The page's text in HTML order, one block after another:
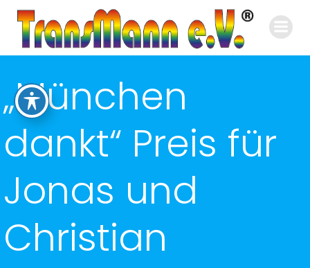
Inhalt
springen
„München
dankt“ Preis für
Jonas und
Christian